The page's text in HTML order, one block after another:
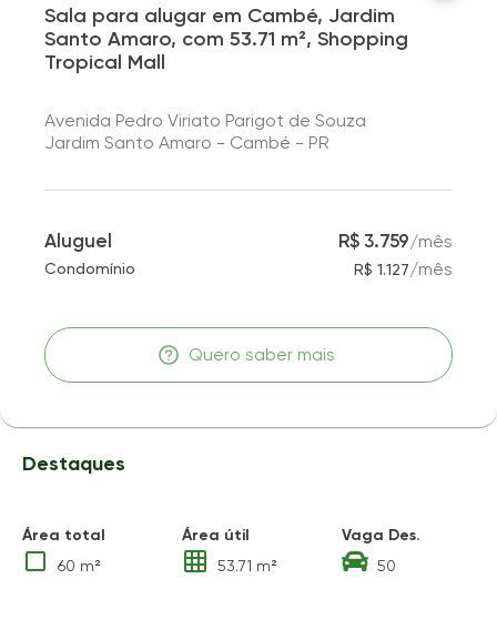
Sala para alugar em Cambé, Jardim
Santo Amaro, com 53.71 m², Shopping
Tropical Mall
Avenida Pedro Viriato Parigot de Souza
Jardim Santo Amaro - Cambé - PR
Aluguel R$ 3.759/mês
Condomínio R$ 1.127/mês
Quero saber mais
Destaques
Área total
60 m²
Área útil
53.71 m²
Vaga Des.
50